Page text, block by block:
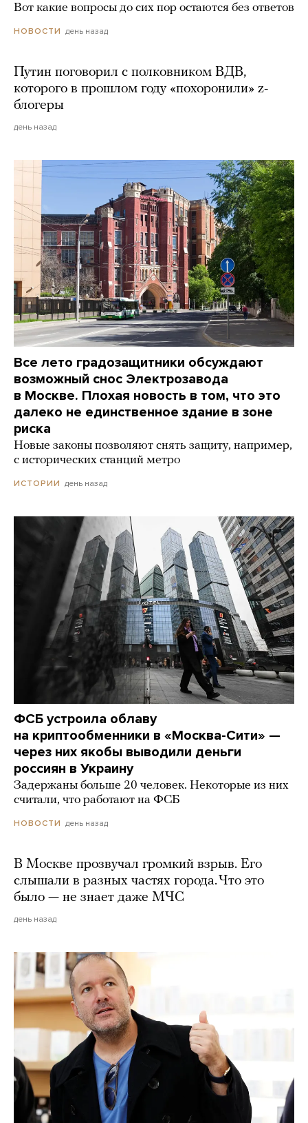
Вот какие вопросы до сих пор остаются без ответов
НОВОСТИ день назад
Путин поговорил с полковником ВДВ,
которого в прошлом году «похоронили» z-
блогеры
день назад
Все лето градозащитники обсуждают
возможный снос Электрозавода
в Москве. Плохая новость в том, что это
далеко не единственное здание в зоне
риска
Новые законы позволяют снять защиту, например,
с исторических станций метро
ИСТОРИИ день назад
ФСБ устроила облаву
на криптообменники в «Москва-Сити» —
через них якобы выводили деньги
россиян в Украину
Задержаны больше 20 человек. Некоторые из них
считали, что работают на ФСБ
НОВОСТИ день назад
В Москве прозвучал громкий взрыв. Его
слышали в разных частях города. Что это
было — не знает даже МЧС
день назад